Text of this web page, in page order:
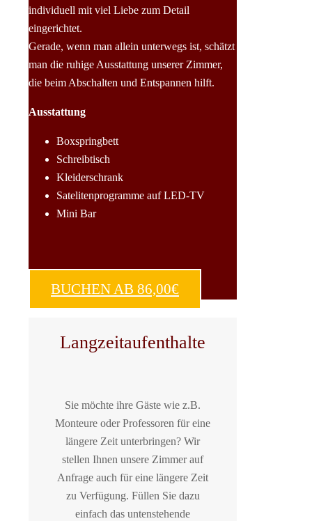
individuell mit viel Liebe zum Detail
eingerichtet.
Gerade, wenn man allein unterwegs ist, schätzt
man die ruhige Ausstattung unserer Zimmer,
die beim Abschalten und Entspannen hilft.
Ausstattung
Boxspringbett
Schreibtisch
Kleiderschrank
Satelitenprogramme auf LED-TV
Mini Bar
BUCHEN AB 86,00€
Langzeitaufenthalte
Sie möchte ihre Gäste wie z.B.
Monteure oder Professoren für eine
längere Zeit unterbringen? Wir
stellen Ihnen unsere Zimmer auf
Anfrage auch für eine längere Zeit
zu Verfügung. Füllen Sie dazu
einfach das untenstehende